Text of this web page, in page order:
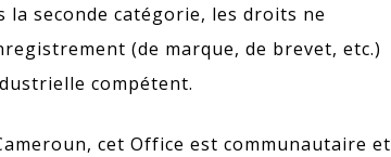
la seconde catégorie, les droits ne
(de marque, de brevet, etc.)
compétent.
cet Office est communautaire et